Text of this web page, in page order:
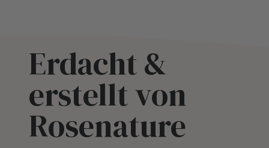
Erdacht &
erstellt von
Rosenature